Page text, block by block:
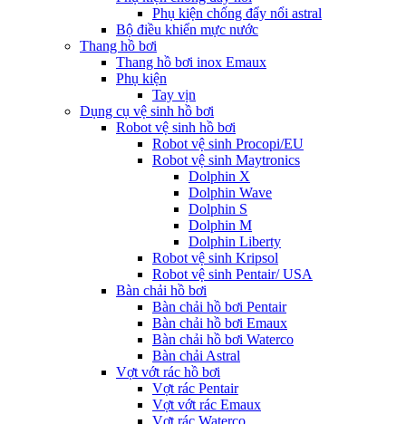
Phụ kiện chống đẩy nổi astral
Bộ điều khiển mực nước
Thang hồ bơi
Thang hồ bơi inox Emaux
Phụ kiện
Tay vịn
Dụng cụ vệ sinh hồ bơi
Robot vệ sinh hồ bơi
Robot vệ sinh Procopi/EU
Robot vệ sinh Maytronics
Dolphin X
Dolphin Wave
Dolphin S
Dolphin M
Dolphin Liberty
Robot vệ sinh Kripsol
Robot vệ sinh Pentair/ USA
Bàn chải hồ bơi
Bàn chải hồ bơi Pentair
Bàn chải hồ bơi Emaux
Bàn chải hồ bơi Waterco
Bàn chải Astral
Vợt vớt rác hồ bơi
Vợt rác Pentair
Vợt vớt rác Emaux
Vợt rác Waterco